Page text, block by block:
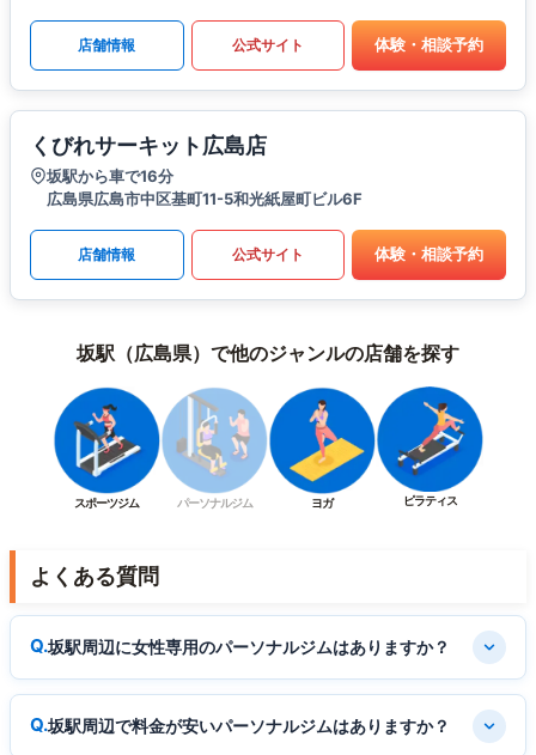
店舗情報 公式サイト 体験・相談予約
くびれサーキット広島店
坂駅から車で16分
広島県広島市中区基町11-5和光紙屋町ビル6F
店舗情報 公式サイト 体験・相談予約
坂駅（広島県）で他のジャンルの店舗を探す
スポーツジム パーソナルジム ヨガ ピラティス
よくある質問
坂駅周辺に女性専用のパーソナルジムはありますか？
坂駅周辺で料金が安いパーソナルジムはありますか？